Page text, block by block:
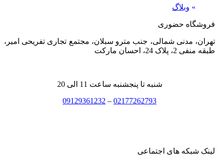
» وبلاگ
فروشگاه حضوری
تهران، مدنی شمالی، جنب مترو سبلان، مجتمع تجاری تفریحی امیر،
طبقه منفی 2، پلاک 24، احسان مارکت
شنبه تا پنجشنبه ساعت 11 الی 20
02177262793
–
09129361232
لینک شبکه های اجتماعی